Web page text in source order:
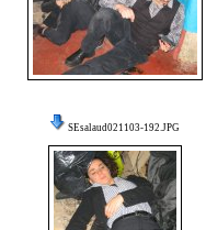
SEsalaud021103-192.JPG